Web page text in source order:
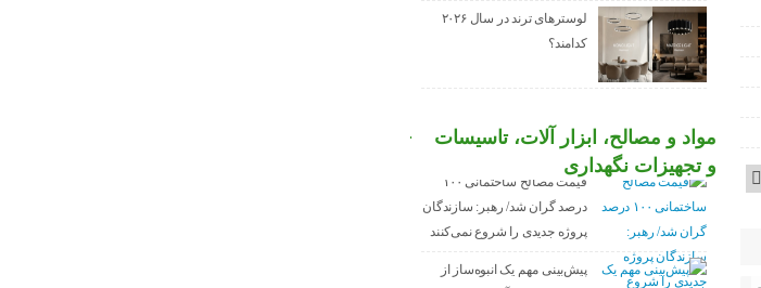
لوسترهای ترند در سال ۲۰۲۶
کدامند؟
مواد و مصالح، ابزار آلات، تاسیسات
و تجهیزات نگهداری
قیمت مصالح ساختمانی ۱۰۰
درصد گران شد/ رهبر: سازندگان
پروژه جدیدی را شروع نمی‌کنند
پیش‌بینی مهم یک انبوه‌ساز از